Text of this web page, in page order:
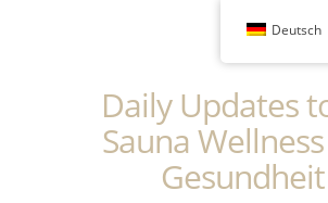
Daily Updates
Sauna
Gesundheit
Deutsch